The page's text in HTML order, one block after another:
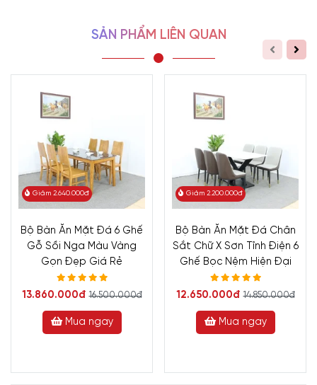
SẢN PHẨM LIÊN QUAN
Giảm 2.640.000đ
Bộ Bàn Ăn Mặt Đá 6 Ghế
Gỗ Sồi Nga Màu Vàng
Gọn Đẹp Giá Rẻ
13.860.000đ 16.500.000đ
Mua ngay
Giảm 2.200.000đ
Bộ Bàn Ăn Mặt Đá Chân
Sắt Chữ X Sơn Tĩnh Điện 6
Ghế Bọc Nệm Hiện Đại
12.650.000đ 14.850.000đ
Mua ngay